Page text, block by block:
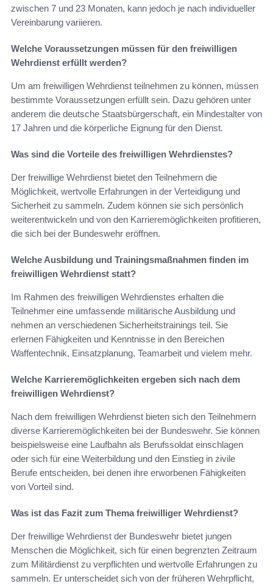
zwischen 7 und 23 Monaten, kann jedoch je nach individueller
Vereinbarung variieren.
Welche Voraussetzungen müssen für den freiwilligen
Wehrdienst erfüllt werden?
Um am freiwilligen Wehrdienst teilnehmen zu können, müssen
bestimmte Voraussetzungen erfüllt sein. Dazu gehören unter
anderem die deutsche Staatsbürgerschaft, ein Mindestalter von
17 Jahren und die körperliche Eignung für den Dienst.
Was sind die Vorteile des freiwilligen Wehrdienstes?
Der freiwillige Wehrdienst bietet den Teilnehmern die
Möglichkeit, wertvolle Erfahrungen in der Verteidigung und
Sicherheit zu sammeln. Zudem können sie sich persönlich
weiterentwickeln und von den Karrieremöglichkeiten profitieren,
die sich bei der Bundeswehr eröffnen.
Welche Ausbildung und Trainingsmaßnahmen finden im
freiwilligen Wehrdienst statt?
Im Rahmen des freiwilligen Wehrdienstes erhalten die
Teilnehmer eine umfassende militärische Ausbildung und
nehmen an verschiedenen Sicherheitstrainings teil. Sie
erlernen Fähigkeiten und Kenntnisse in den Bereichen
Waffentechnik, Einsatzplanung, Teamarbeit und vielem mehr.
Welche Karrieremöglichkeiten ergeben sich nach dem
freiwilligen Wehrdienst?
Nach dem freiwilligen Wehrdienst bieten sich den Teilnehmern
diverse Karrieremöglichkeiten bei der Bundeswehr. Sie können
beispielsweise eine Laufbahn als Berufssoldat einschlagen
oder sich für eine Weiterbildung und den Einstieg in zivile
Berufe entscheiden, bei denen ihre erworbenen Fähigkeiten
von Vorteil sind.
Was ist das Fazit zum Thema freiwilliger Wehrdienst?
Der freiwillige Wehrdienst der Bundeswehr bietet jungen
Menschen die Möglichkeit, sich für einen begrenzten Zeitraum
zum Militärdienst zu verpflichten und wertvolle Erfahrungen zu
sammeln. Er unterscheidet sich von der früheren Wehrpflicht,